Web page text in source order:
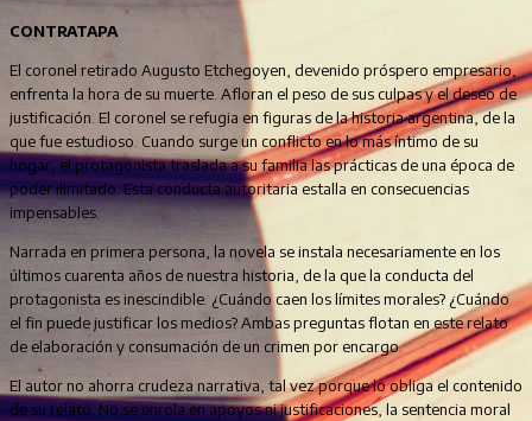
CONTRATAPA
El coronel retirado Augusto Etchegoyen, devenido próspero empresario,
enfrenta la hora de su muerte. Afloran el peso de sus culpas y el deseo de
justificación. El coronel se refugia en figuras de la historia argentina, de la
que fue estudioso. Cuando surge un conflicto en lo más íntimo de su
hogar, el protagonista traslada a su familia las prácticas de una época de
poder ilimitado. Esta conducta autoritaria estalla en consecuencias
impensables.
Narrada en primera persona, la novela se instala necesariamente en los
últimos cuarenta años de nuestra historia, de la que la conducta del
protagonista es inescindible. ¿Cuándo caen los límites morales? ¿Cuándo
el fin puede justificar los medios? Ambas preguntas flotan en este relato
de elaboración y consumación de un crimen por encargo.
El autor no ahorra crudeza narrativa, tal vez porque lo obliga el contenido
de su relato. No se enrola en apoyos ni justificaciones, la sentencia moral